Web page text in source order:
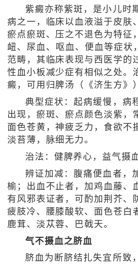
紫癜亦称紫斑，是小儿时
病之一，临床以血液溢于皮肤
瘀点瘀斑、压之不退色为特征
衄、尿血、呕血、便血等症状
范畴，其临床表现与西医学的
性血小板减少症有相似之处。
癜，可用归脾汤（《济生方》
典型症状：起病缓慢，病
出现，瘀斑、瘀点颜色淡紫，
面色苍黄，神疲乏力，食欲不
淡苔薄，脉细无力。
治法：健脾养心，益气摄
辨证加减：腹痛便血者，
榆；出血不止者，加鸡血藤、
有风邪表证者，可酌加荆芥、
疲肢冷、腰膝酸软、面色苍白
鹿茸、淡苁蓉、巴戟天。
气不摄血之脐血
脐血为断脐结扎失宜所致